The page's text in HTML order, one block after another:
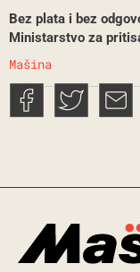
Bez plata i bez
Ministarstvo za
Mašina